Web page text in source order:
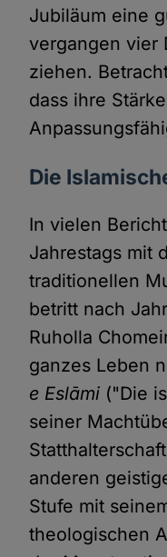
Jubiläum eine
vergangen vier
ziehen.
dass ihre
Die
In vielen
Jahrestags mit
traditionellen
betritt nach
Ruholla
ganzes Leben
e Eslāmi ("Die
seiner
anderen
Stufe mit
theologischen